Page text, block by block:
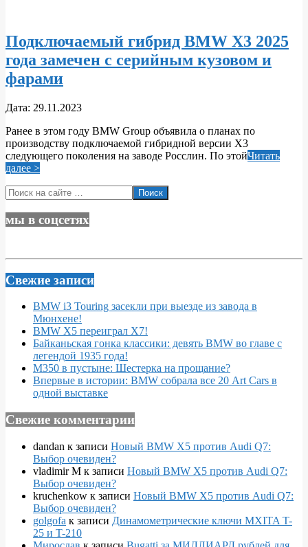
Подключаемый гибрид BMW X3 2025
года замечен с серийным кузовом и
фарами
2023-
29
Дата: 29.11.2023
Ранее в этом году BMW Group объявила о планах по
производству подключаемой гибридной версии X3
следующего поколения на заводе Росслин. По этойЧитать
далее >
Поиск
мы в соцсетях
Свежие записи
BMW i3 Touring засекли при выезде из завода в
Мюнхене!
BMW X5 переиграл X7!
Байканьская гонка классики: девять BMW во главе с
легендой 1935 года!
M350 в пустыне: Шестерка на прощание?
Впервые в истории: BMW собрала все 20 Art Cars в
одной выставке
Свежие комментарии
dandan к записи Новый BMW X5 против Audi Q7:
Выбор очевиден?
vladimir M к записи Новый BMW X5 против Audi Q7:
Выбор очевиден?
kruchenkow к записи Новый BMW X5 против Audi Q7:
Выбор очевиден?
golgofa к записи Динамометрические ключи MXITA T-
25 и T-210